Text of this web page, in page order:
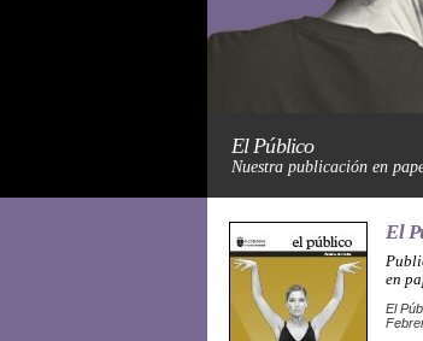
El Público
Nuestra publicación en
El
en
El